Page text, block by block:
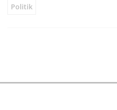
Politik